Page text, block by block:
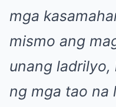
mga
mismo ang
unang
ng mga tao na